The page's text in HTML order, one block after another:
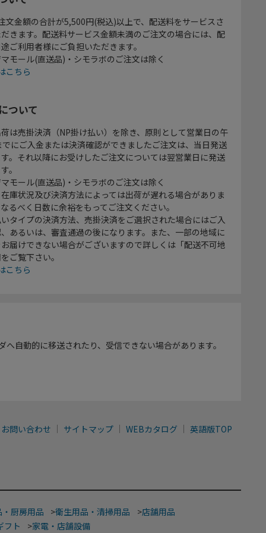
文金額の合計が5,500円(税込)以上で、配送料をサービスさ
きます。配送料サービス金額未満のご注文の場合には、配
ご利用者様にご負担いただきます。
モール(直送品)・シモラボのご注文は除く
こちら
ついて
は売掛決済（NP掛け払い）を除き、原則として営業日の午
にご入金または決済確認ができましたご注文は、当日発送
。それ以降にお受けしたご注文については翌営業日に発送
。
モール(直送品)・シモラボのご注文は除く
庫状況及び決済方法によっては出荷が遅れる場合がありま
るべく日数に余裕をもってご注文ください。
タイプの決済方法、売掛決済をご選択された場合にはご入
あるいは、審査通過の後になります。また、一部の地域に
届けできない場合がございますので詳しくは「配送不可地
ご覧下さい。
こちら
自動的に移送されたり、受信できない場合があります。
お問い合わせ サイトマップ WEBカタログ 英語版TOP
厨房用品 >衛生用品・清掃用品 >店舗用品
フト
>家電・店舗設備